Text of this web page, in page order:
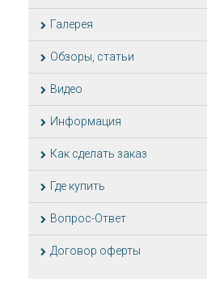
Галерея
Обзоры, статьи
Видео
Информация
Как сделать заказ
Где купить
Вопрос-Ответ
Договор оферты